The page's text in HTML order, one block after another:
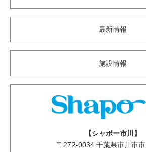
最新情報
施設情報
【シャポー市川】
〒 272-0034千葉県市川市市